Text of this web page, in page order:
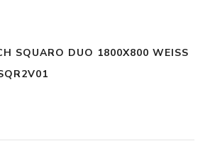
SQUARO DUO 1800X800 WEISS